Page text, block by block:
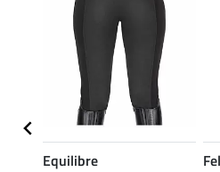
Equilibre